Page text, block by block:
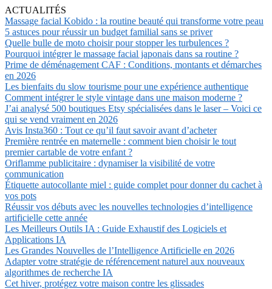
ACTUALITÉS
Massage facial Kobido : la routine beauté qui transforme votre peau
5 astuces pour réussir un budget familial sans se priver
Quelle bulle de moto choisir pour stopper les turbulences ?
Pourquoi intégrer le massage facial japonais dans sa routine ?
Prime de déménagement CAF : Conditions, montants et démarches
en 2026
Les bienfaits du slow tourisme pour une expérience authentique
Comment intégrer le style vintage dans une maison moderne ?
J’ai analysé 500 boutiques Etsy spécialisées dans le laser – Voici ce
qui se vend vraiment en 2026
Avis Insta360 : Tout ce qu’il faut savoir avant d’acheter
Première rentrée en maternelle : comment bien choisir le tout
premier cartable de votre enfant ?
Oriflamme publicitaire : dynamiser la visibilité de votre
communication
Étiquette autocollante miel : guide complet pour donner du cachet à
vos pots
Réussir vos débuts avec les nouvelles technologies d’intelligence
artificielle cette année
Les Meilleurs Outils IA : Guide Exhaustif des Logiciels et
Applications IA
Les Grandes Nouvelles de l’Intelligence Artificielle en 2026
Adapter votre stratégie de référencement naturel aux nouveaux
algorithmes de recherche IA
Cet hiver, protégez votre maison contre les glissades